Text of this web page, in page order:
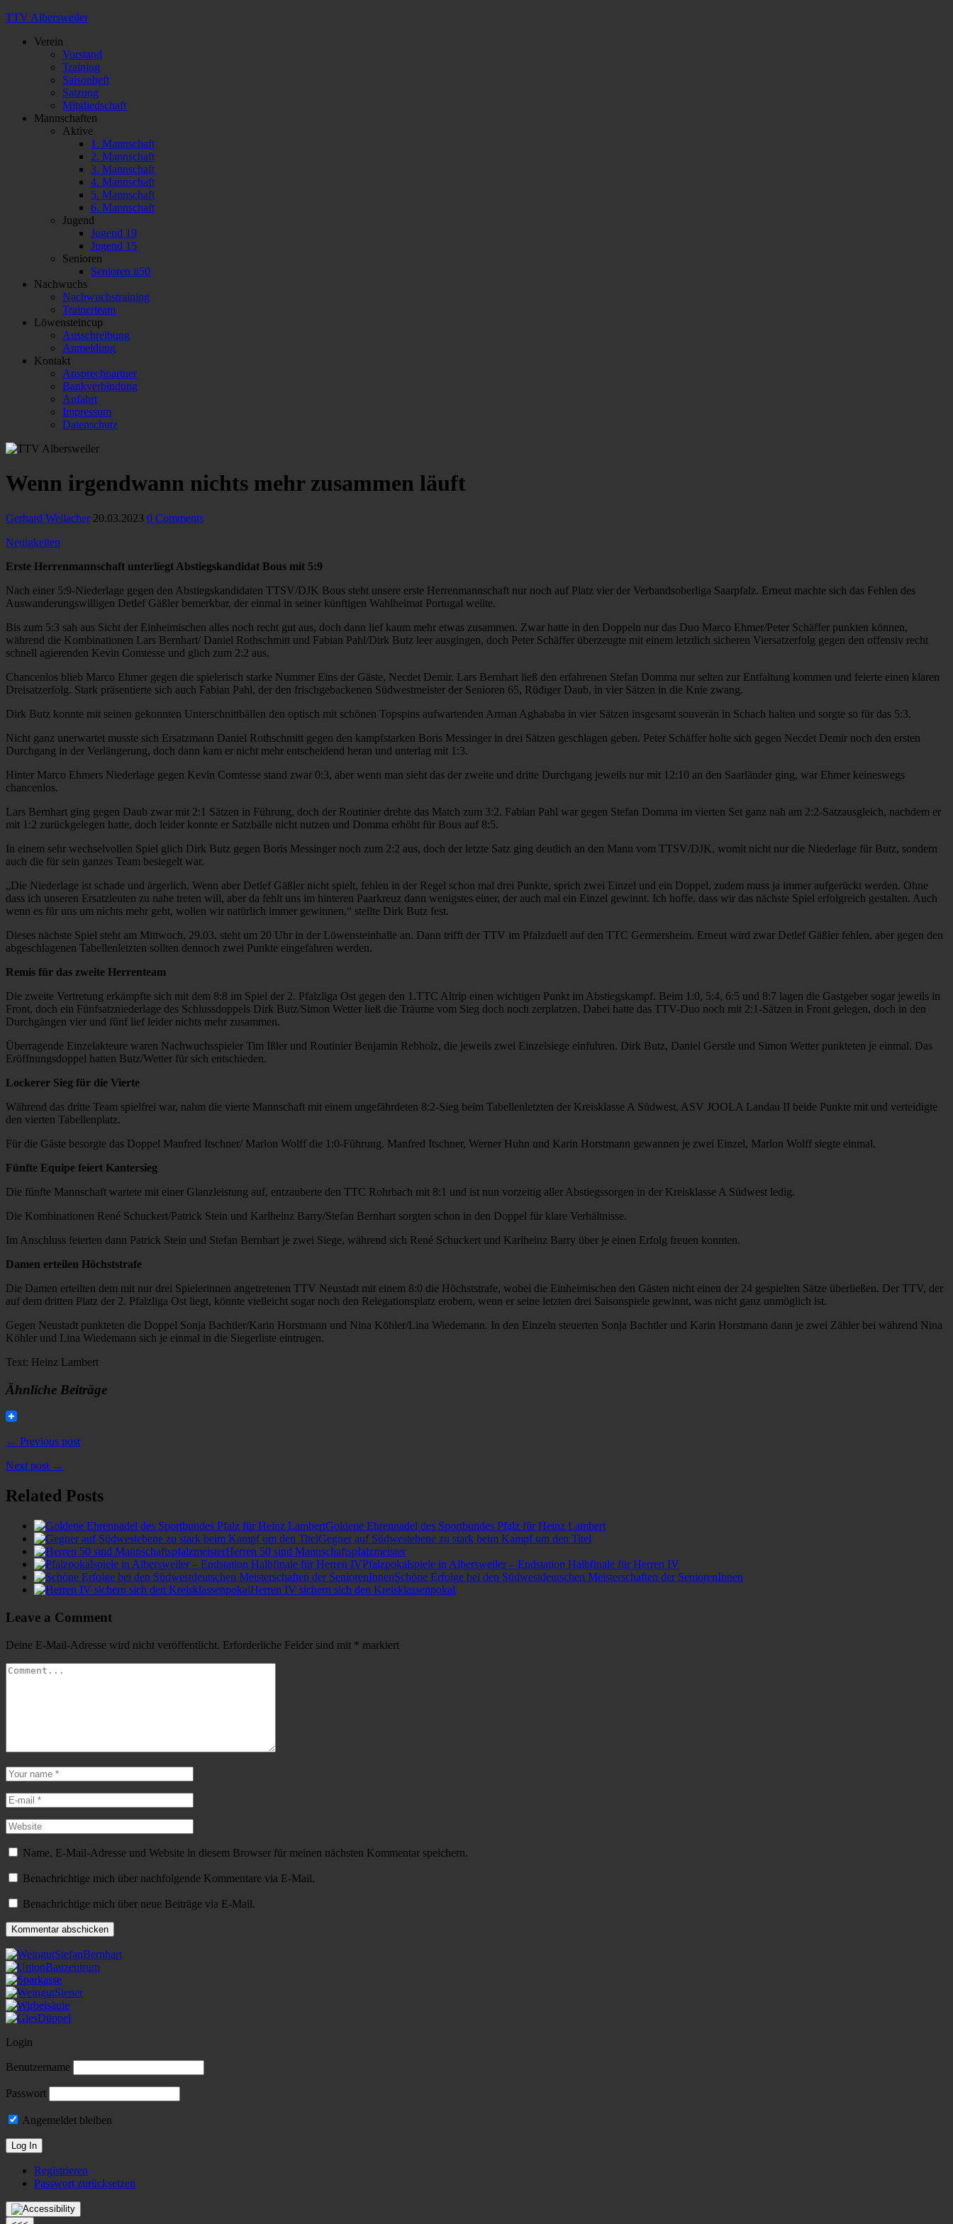
TTV Albersweiler
Verein
Vorstand
Training
Saisonheft
Satzung
Mitgliedschaft
Mannschaften
Aktive
1. Mannschaft
2. Mannschaft
3. Mannschaft
4. Mannschaft
5. Mannschaft
6. Mannschaft
Jugend
Jugend 19
Jugend 15
Senioren
Senioren ü50
Nachwuchs
Nachwuchstraining
Trainerteam
Löwensteincup
Ausschreibung
Anmeldung
Kontakt
Ansprechpartner
Bankverbindung
Anfahrt
Impressum
Datenschutz
Wenn irgendwann nichts mehr zusammen läuft
Gerhard Weilacher 20.03.2023 0 Comments
Neuigkeiten
Erste Herrenmannschaft unterliegt Abstiegskandidat Bous mit 5:9
Nach einer 5:9-Niederlage gegen den Abstiegskandidaten TTSV/DJK Bous steht unsere erste Herrenmannschaft nur noch auf Platz vier der Verbandsoberliga Saarpfalz. Erneut machte sich das Fehlen des
Auswanderungswilligen Detlef Gäßler bemerkbar, der einmal in seiner künftigen Wahlheimat Portugal weilte.
Bis zum 5:3 sah aus Sicht der Einheimischen alles noch recht gut aus, doch dann lief kaum mehr etwas zusammen. Zwar hatte in den Doppeln nur das Duo Marco Ehmer/Peter Schäffer punkten können,
während die Kombinationen Lars Bernhart/ Daniel Rothschmitt und Fabian Pahl/Dirk Butz leer ausgingen, doch Peter Schäffer überzeugte mit einem letztlich sicheren Viersatzerfolg gegen den offensiv recht
schnell agierenden Kevin Comtesse und glich zum 2:2 aus.
Chancenlos blieb Marco Ehmer gegen die spielerisch starke Nummer Eins der Gäste, Necdet Demir. Lars Bernhart ließ den erfahrenen Stefan Domma nur selten zur Entfaltung kommen und feierte einen klaren
Dreisatzerfolg. Stark präsentierte sich auch Fabian Pahl, der den frischgebackenen Südwestmeister der Senioren 65, Rüdiger Daub, in vier Sätzen in die Knie zwang.
Dirk Butz konnte mit seinen gekonnten Unterschnittbällen den optisch mit schönen Topspins aufwartenden Arman Aghababa in vier Sätzen insgesamt souverän in Schach halten und sorgte so für das 5:3.
Nicht ganz unerwartet musste sich Ersatzmann Daniel Rothschmitt gegen den kampfstarken Boris Messinger in drei Sätzen geschlagen geben. Peter Schäffer holte sich gegen Necdet Demir noch den ersten
Durchgang in der Verlängerung, doch dann kam er nicht mehr entscheidend heran und unterlag mit 1:3.
Hinter Marco Ehmers Niederlage gegen Kevin Comtesse stand zwar 0:3, aber wenn man sieht das der zweite und dritte Durchgang jeweils nur mit 12:10 an den Saarländer ging, war Ehmer keineswegs
chancenlos.
Lars Bernhart ging gegen Daub zwar mit 2:1 Sätzen in Führung, doch der Routinier drehte das Match zum 3:2. Fabian Pahl war gegen Stefan Domma im vierten Set ganz nah am 2:2-Satzausgleich, nachdem er
mit 1:2 zurückgelegen hatte, doch leider konnte er Satzbälle nicht nutzen und Domma erhöht für Bous auf 8:5.
In einem sehr wechselvollen Spiel glich Dirk Butz gegen Boris Messinger noch zum 2:2 aus, doch der letzte Satz ging deutlich an den Mann vom TTSV/DJK, womit nicht nur die Niederlage für Butz, sondern
auch die für sein ganzes Team besiegelt war.
„Die Niederlage ist schade und ärgerlich. Wenn aber Detlef Gäßler nicht spielt, fehlen in der Regel schon mal drei Punkte, sprich zwei Einzel und ein Doppel, zudem muss ja immer aufgerückt werden. Ohne
dass ich unseren Ersatzleuten zu nahe treten will, aber da fehlt uns im hinteren Paarkreuz dann wenigstes einer, der auch mal ein Einzel gewinnt. Ich hoffe, dass wir das nächste Spiel erfolgreich gestalten. Auch
wenn es für uns um nichts mehr geht, wollen wir natürlich immer gewinnen,“ stellte Dirk Butz fest.
Dieses nächste Spiel steht am Mittwoch, 29.03. steht um 20 Uhr in der Löwensteinhalle an. Dann trifft der TTV im Pfalzduell auf den TTC Germersheim. Erneut wird zwar Detlef Gäßler fehlen, aber gegen den
abgeschlagenen Tabellenletzten sollten dennoch zwei Punkte eingefahren werden.
Remis für das zweite Herrenteam
Die zweite Vertretung erkämpfte sich mit dem 8:8 im Spiel der 2. Pfalzliga Ost gegen den 1.TTC Altrip einen wichtigen Punkt im Abstiegskampf. Beim 1:0, 5:4, 6:5 und 8:7 lagen die Gastgeber sogar jeweils in
Front, doch ein Fünfsatzniederlage des Schlussdoppels Dirk Butz/Simon Wetter ließ die Träume vom Sieg doch noch zerplatzen. Dabei hatte das TTV-Duo noch mit 2:1-Sätzen in Front gelegen, doch in den
Durchgängen vier und fünf lief leider nichts mehr zusammen.
Überragende Einzelakteure waren Nachwuchsspieler Tim Ißler und Routinier Benjamin Rebholz, die jeweils zwei Einzelsiege einfuhren. Dirk Butz, Daniel Gerstle und Simon Wetter punkteten je einmal. Das
Eröffnungsdoppel hatten Butz/Wetter für sich entschieden.
Lockerer Sieg für die Vierte
Während das dritte Team spielfrei war, nahm die vierte Mannschaft mit einem ungefährdeten 8:2-Sieg beim Tabellenletzten der Kreisklasse A Südwest, ASV JOOLA Landau II beide Punkte mit und verteidigte
den vierten Tabellenplatz.
Für die Gäste besorgte das Doppel Manfred Itschner/ Marlon Wolff die 1:0-Führung. Manfred Itschner, Werner Huhn und Karin Horstmann gewannen je zwei Einzel, Marlon Wolff siegte einmal.
Fünfte Equipe feiert Kantersieg
Die fünfte Mannschaft wartete mit einer Glanzleistung auf, entzauberte den TTC Rohrbach mit 8:1 und ist nun vorzeitig aller Abstiegssorgen in der Kreisklasse A Südwest ledig.
Die Kombinationen René Schuckert/Patrick Stein und Karlheinz Barry/Stefan Bernhart sorgten schon in den Doppel für klare Verhältnisse.
Im Anschluss feierten dann Patrick Stein und Stefan Bernhart je zwei Siege, während sich René Schuckert und Karlheinz Barry über je einen Erfolg freuen konnten.
Damen erteilen Höchststrafe
Die Damen erteilten dem mit nur drei Spielerinnen angetretenen TTV Neustadt mit einem 8:0 die Höchststrafe, wobei die Einheimischen den Gästen nicht einen der 24 gespielten Sätze überließen. Der TTV, der
auf dem dritten Platz der 2. Pfalzliga Ost liegt, könnte vielleicht sogar noch den Relegationsplatz erobern, wenn er seine letzten drei Saisonspiele gewinnt, was nicht ganz unmöglich ist.
Gegen Neustadt punkteten die Doppel Sonja Bachtler/Karin Horstmann und Nina Köhler/Lina Wiedemann. In den Einzeln steuerten Sonja Bachtler und Karin Horstmann dann je zwei Zähler bei während Nina
Köhler und Lina Wiedemann sich je einmal in die Siegerliste eintrugen.
Text: Heinz Lambert
Ähnliche Beiträge
← Previous post
Next post →
Related Posts
Goldene Ehrennadel des Sportbundes Pfalz für Heinz Lambert
Gegner auf Südwestebene zu stark beim Kampf um den Titel
Herren 50 sind Mannschaftspfalzmeister
Pfalzpokalspiele in Albersweiler – Endstation Halbfinale für Herren IV
Schöne Erfolge bei den Südwestdeutschen Meisterschaften der SeniorenInnen
Herren IV sichern sich den Kreisklassenpokal
Leave a Comment
Deine E-Mail-Adresse wird nicht veröffentlicht. Erforderliche Felder sind mit * markiert
Name, E-Mail-Adresse und Website in diesem Browser für meinen nächsten Kommentar speichern.
Benachrichtige mich über nachfolgende Kommentare via E-Mail.
Benachrichtige mich über neue Beiträge via E-Mail.
Login
Benutzername
Passwort
Angemeldet bleiben
Registrieren
Passwort zurücksetzen